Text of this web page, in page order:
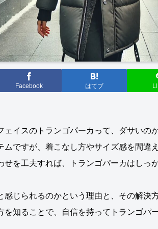
Facebook はてブ
ェイスのトランゴパーカって、ダサいの
ムですが、着こなし方やサイズ感を間違
せを工夫すれば、トランゴパーカはしっ
感じられるのかという理由と、その解決
知ることで、自信を持ってトランゴパ